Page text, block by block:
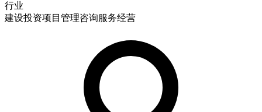
行业
建设投资项目管理咨询服务经营